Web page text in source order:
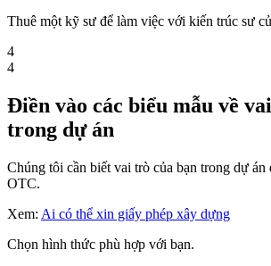
Thuê một kỹ sư để làm việc với kiến trúc sư
4
4
Điền vào các biểu mẫu về
trong dự án
Chúng tôi cần biết vai trò của bạn trong dự án
OTC.
Xem: Ai có thể xin giấy phép xây dựng
Chọn hình thức phù hợp với bạn.